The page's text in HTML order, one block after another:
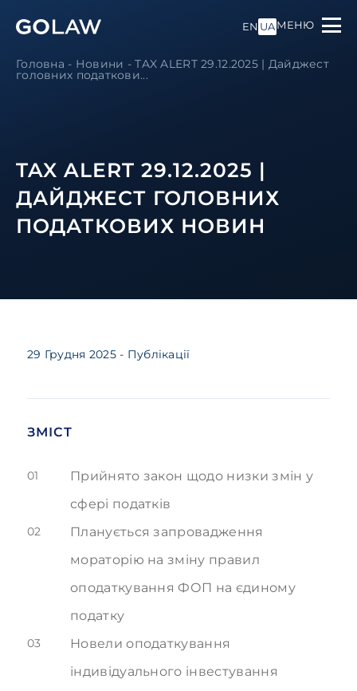
EN UAМЕНЮ
Головна - Новини -TAX ALERT 29.12.2025 | Дайджест
головних податкови...
TAX ALERT 29.12.2025 |
ДАЙДЖЕСТ ГОЛОВНИХ
ПОДАТКОВИХ НОВИН
29 Грудня 2025 - Публікації
ЗМІСТ
01
Прийнято закон щодо низки змін у
сфері податків
02
Планується запровадження
мораторію на зміну правил
оподаткування ФОП на єдиному
податку
03
Новели оподаткування
індивідуального інвестування